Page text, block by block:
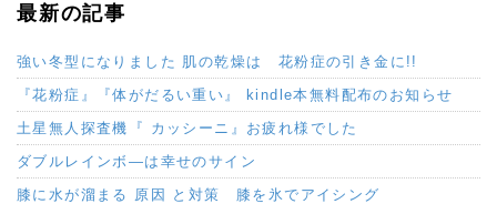
最新の記事
強い冬型になりました 肌の乾燥は 花粉症の引き金に!!
『花粉症』『体がだるい重い』 kindle本無料配布のお知らせ
土星無人探査機『 カッシーニ』お疲れ様でした
ダブルレインボ―は幸せのサイン
膝に水が溜まる 原因 と対策 膝を氷でアイシング